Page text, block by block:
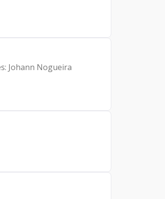
Johann Nogueira